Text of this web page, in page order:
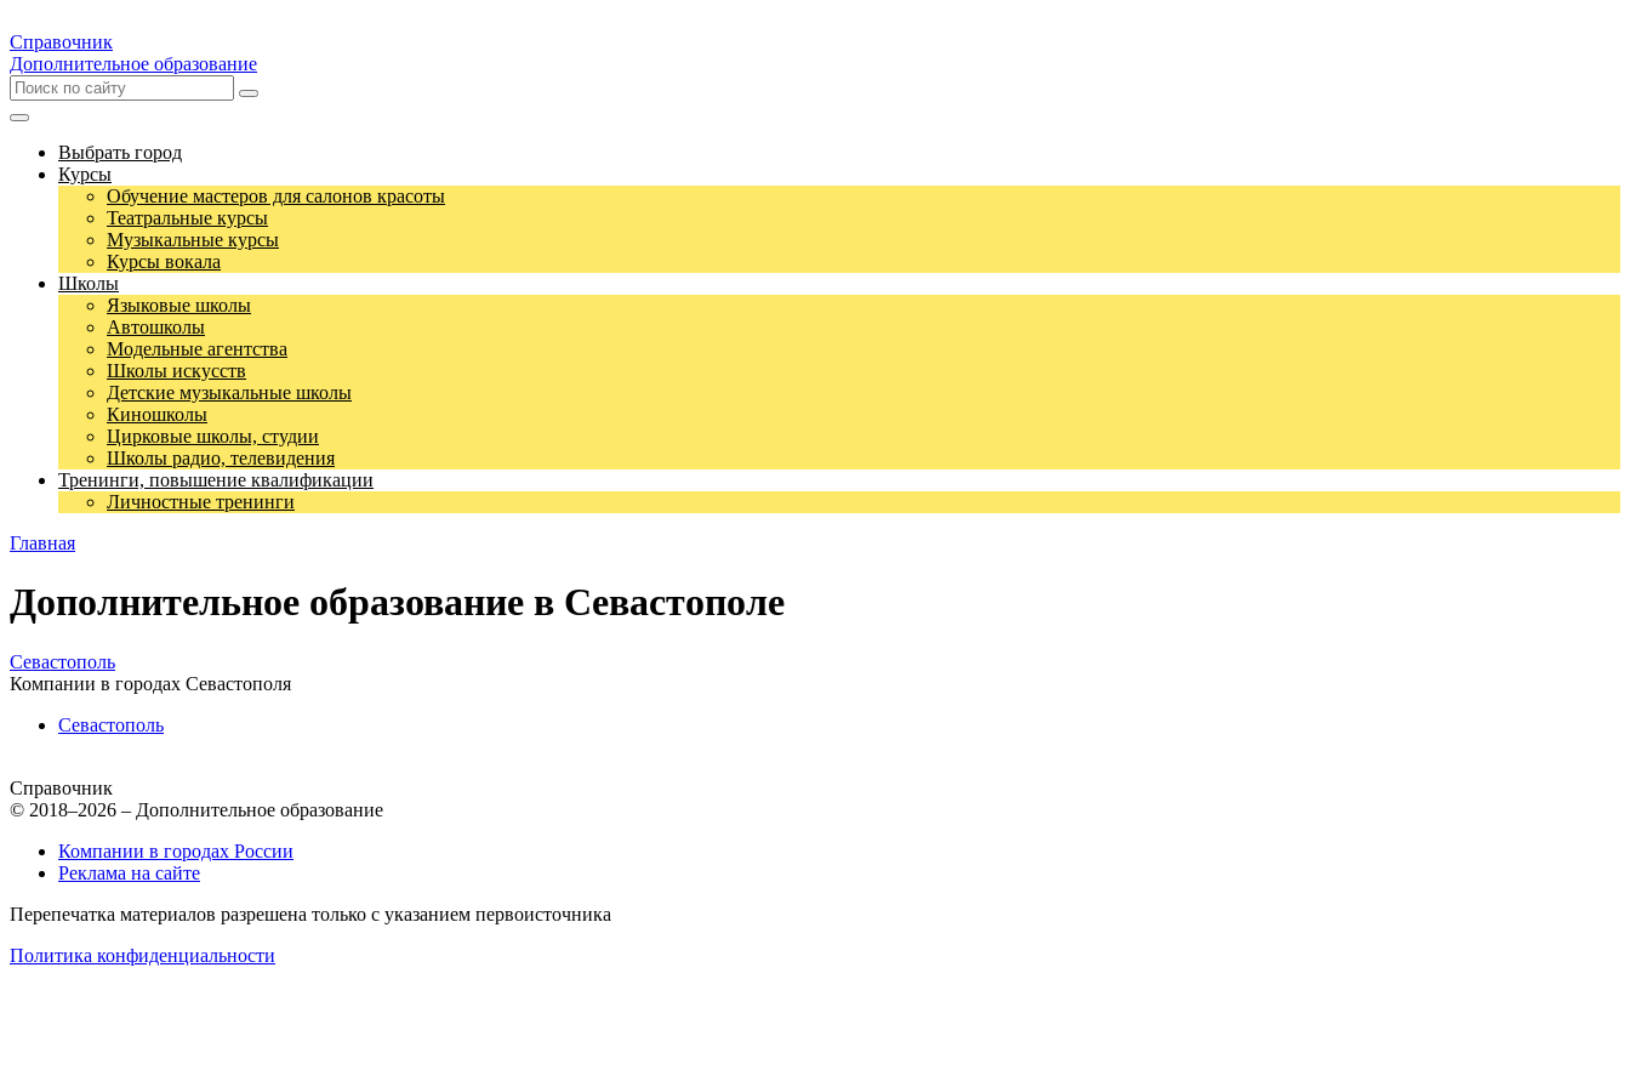
Справочник
Дополнительное образование
Выбрать город
Курсы
Обучение мастеров для салонов красоты
Театральные курсы
Музыкальные курсы
Курсы вокала
Школы
Языковые школы
Автошколы
Модельные агентства
Школы искусств
Детские музыкальные школы
Киношколы
Цирковые школы, студии
Школы радио, телевидения
Тренинги, повышение квалификации
Личностные тренинги
Главная
Дополнительное образование в Севастополе
Севастополь
Компании в городах Севастополя
Севастополь
Справочник
© 2018–2026 – Дополнительное образование
Компании в городах России
Реклама на сайте
Перепечатка материалов разрешена только с указанием первоисточника
Политика конфиденциальности